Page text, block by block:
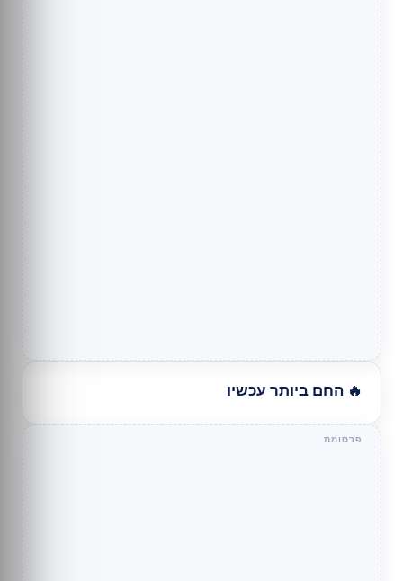
🔥 החם ביותר עכשיו